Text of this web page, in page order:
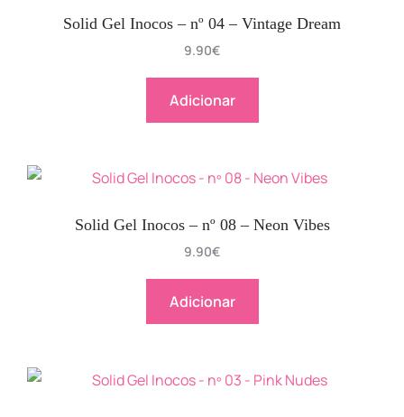
Solid Gel Inocos – nº 04 – Vintage Dream
9.90€
Adicionar
Solid Gel Inocos – nº 08 – Neon Vibes
9.90€
Adicionar